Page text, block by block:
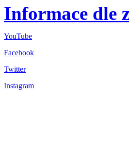
Informace dle
YouTube
Facebook
Twitter
Instagram